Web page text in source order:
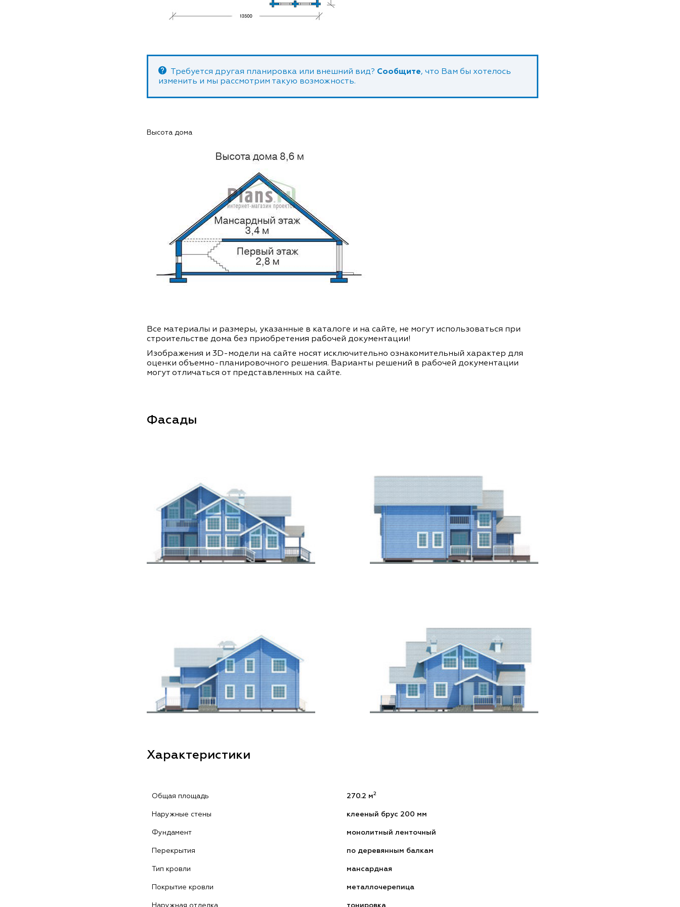
Требуется другая планировка или внешний вид? Сообщите, что Вам бы хотелось
изменить и мы рассмотрим такую возможность.
Высота дома
Все материалы и размеры, указанные в каталоге и на сайте, не могут использоваться при
строительстве дома без приобретения рабочей документации!
Изображения и 3D-модели на сайте носят исключительно ознакомительный характер для
оценки объемно-планировочного решения. Варианты решений в рабочей документации
могут отличаться от представленных на сайте.
Фасады
Характеристики
Общая площадь 270.2 м2
Наружные стены клееный брус 200 мм
Фундамент монолитный ленточный
Перекрытия по деревянным балкам
Тип кровли мансардная
Покрытие кровли металлочерепица
Наружная отделка тонировка